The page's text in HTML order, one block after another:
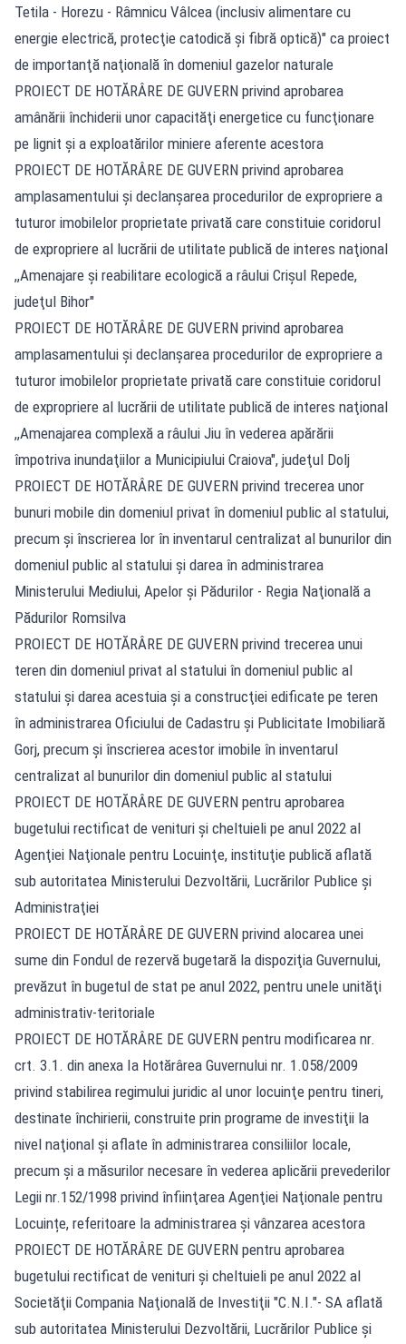
Tetila - Horezu - Râmnicu Vâlcea (inclusiv alimentare cu
energie electrică, protecţie catodică şi fibră optică)" ca proiect
de importanţă naţională în domeniul gazelor naturale
PROIECT DE HOTĂRÂRE DE GUVERN privind aprobarea
amânării închiderii unor capacităţi energetice cu funcţionare
pe lignit şi a exploatărilor miniere aferente acestora
PROIECT DE HOTĂRÂRE DE GUVERN privind aprobarea
amplasamentului şi declanşarea procedurilor de expropriere a
tuturor imobilelor proprietate privată care constituie coridorul
de expropriere al lucrării de utilitate publică de interes naţional
,,Amenajare şi reabilitare ecologică a râului Crişul Repede,
judeţul Bihor"
PROIECT DE HOTĂRÂRE DE GUVERN privind aprobarea
amplasamentului şi declanşarea procedurilor de expropriere a
tuturor imobilelor proprietate privată care constituie coridorul
de expropriere al lucrării de utilitate publică de interes naţional
,,Amenajarea complexă a râului Jiu în vederea apărării
împotriva inundaţiilor a Municipiului Craiova", judeţul Dolj
PROIECT DE HOTĂRÂRE DE GUVERN privind trecerea unor
bunuri mobile din domeniul privat în domeniul public al statului,
precum şi înscrierea lor în inventarul centralizat al bunurilor din
domeniul public al statului şi darea în administrarea
Ministerului Mediului, Apelor şi Pădurilor - Regia Naţională a
Pădurilor Romsilva
PROIECT DE HOTĂRÂRE DE GUVERN privind trecerea unui
teren din domeniul privat al statului în domeniul public al
statului şi darea acestuia şi a construcţiei edificate pe teren
în administrarea Oficiului de Cadastru şi Publicitate Imobiliară
Gorj, precum şi înscrierea acestor imobile în inventarul
centralizat al bunurilor din domeniul public al statului
PROIECT DE HOTĂRÂRE DE GUVERN pentru aprobarea
bugetului rectificat de venituri şi cheltuieli pe anul 2022 al
Agenţiei Naţionale pentru Locuinţe, instituţie publică aflată
sub autoritatea Ministerului Dezvoltării, Lucrărilor Publice şi
Administraţiei
PROIECT DE HOTĂRÂRE DE GUVERN privind alocarea unei
sume din Fondul de rezervă bugetară la dispoziţia Guvernului,
prevăzut în bugetul de stat pe anul 2022, pentru unele unităţi
administrativ-teritoriale
PROIECT DE HOTĂRÂRE DE GUVERN pentru modificarea nr.
crt. 3.1. din anexa Ia Hotărârea Guvernului nr. 1.058/2009
privind stabilirea regimului juridic al unor locuinţe pentru tineri,
destinate închirierii, construite prin programe de investiţii la
nivel naţional şi aflate în administrarea consiliilor locale,
precum şi a măsurilor necesare în vederea aplicării prevederilor
Legii nr.152/1998 privind înfiinţarea Agenţiei Naţionale pentru
Locuințe, referitoare la administrarea şi vânzarea acestora
PROIECT DE HOTĂRÂRE DE GUVERN pentru aprobarea
bugetului rectificat de venituri şi cheltuieli pe anul 2022 al
Societăţii Compania Naţională de Investiţii "C.N.I."- SA aflată
sub autoritatea Ministerului Dezvoltării, Lucrărilor Publice şi